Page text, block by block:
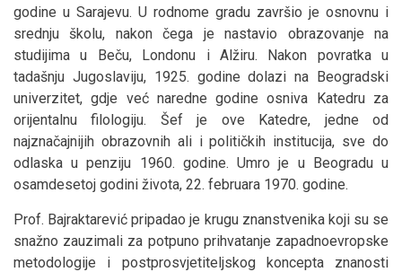
godine u Sarajevu. U rodnome gradu završio je osnovnu i
srednju školu, nakon čega je nastavio obrazovanje na
studijima u Beču, Londonu i Alžiru. Nakon povratka u
tadašnju Jugoslaviju, 1925. godine dolazi na Beogradski
univerzitet, gdje već naredne godine osniva Katedru za
orijentalnu filologiju. Šef je ove Katedre, jedne od
najznačajnijih obrazovnih ali i političkih institucija, sve do
odlaska u penziju 1960. godine. Umro je u Beogradu u
osamdesetoj godini života, 22. februara 1970. godine.
Prof. Bajraktarević pripadao je krugu znanstvenika koji su se
snažno zauzimali za potpuno prihvatanje zapadnoevropske
metodologije i postprosvjetiteljskog koncepta znanosti